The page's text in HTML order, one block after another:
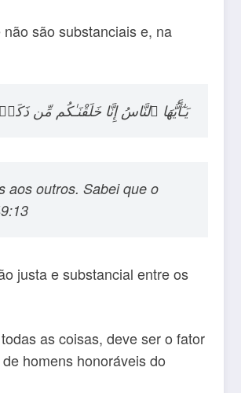
são substanciais e, na
يَـٰٓأَيُّهَا ٱلنَّاسُ إِنَّا خَلَقْنَـٰكُم
aos outros. Sabei que o
justa e substancial entre os
as coisas, deve ser o fator
homens honoráveis do